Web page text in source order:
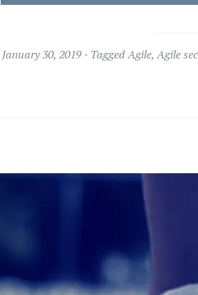
January 30, 2019 TaggedAgile,Agile